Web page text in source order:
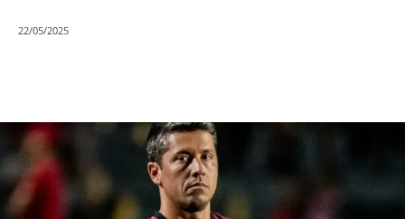
22/05/2025